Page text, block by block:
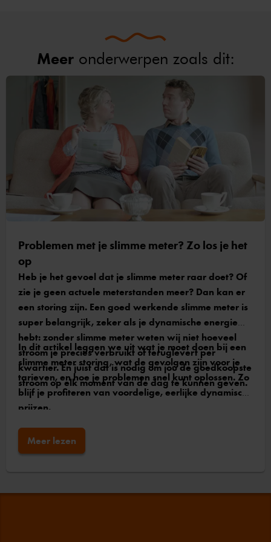
Meeronderwerpen zoals dit:
Problemen met je slimme meter? Zo los je het
op
Heb je het gevoel dat je slimme meter raar doet? Of
zie je geen actuele meterstanden meer? Dan kan er
een storing zijn. Een goed werkende slimme meter is
super belangrijk, zeker als je dynamische energie
hebt: zonder slimme meter weten wij niet hoeveel
stroom je precies verbruikt of teruglevert per
kwartier. En juist dat is nodig om jou de goedkoopste
stroom op elk moment van de dag te kunnen geven.
In dit artikel leggen we uit wat je moet doen bij een
slimme meter storing, wat de gevolgen zijn voor je
tarieven, en hoe je problemen snel kunt oplossen. Zo
blijf je profiteren van voordelige, eerlijke dynamische
prijzen.
Meer lezen